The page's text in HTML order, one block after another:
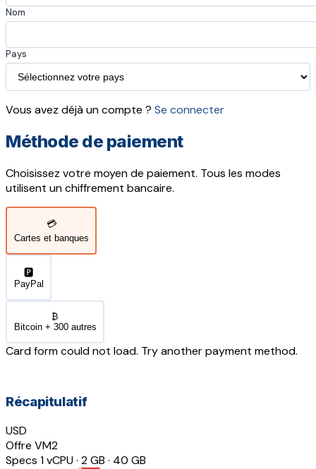
Nom
Pays
Vous avez déjà un compte ? Se connecter
Méthode de paiement
Choisissez votre moyen de paiement. Tous les modes
utilisent un chiffrement bancaire.
💳
Cartes et banques
🅿️
PayPal
₿
Bitcoin + 300 autres
Card form could not load. Try another payment method.
Récapitulatif
USD
Offre VM2
Specs 1 vCPU · 2 GB · 40 GB